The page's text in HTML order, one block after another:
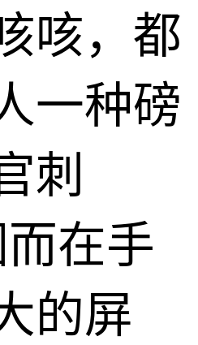
咳，都
一种磅
刺
在手
的屏